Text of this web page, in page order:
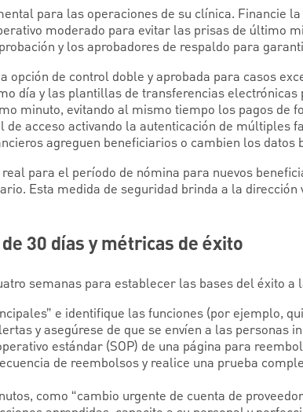
para las operaciones de su clínica. Financie
moderado para evitar las prisas de último
y los aprobadores de respaldo para
opción de control doble y aprobada para casos
día y las plantillas de transferencias electrónicas
minuto, evitando al mismo tiempo los pagos de
acceso activando la autenticación de múltiples
agreguen beneficiarios o cambien los datos
para el período de nómina para nuevos
Esta medida de seguridad brinda a la
30 días y métricas de éxito
semanas para establecer las bases del éxito a
e identifique las funciones (por ejemplo,
y asegúrese de que se envíen a las personas
estándar (SOP) de una página para
de reembolsos y realice una prueba
como “cambio urgente de cuenta de